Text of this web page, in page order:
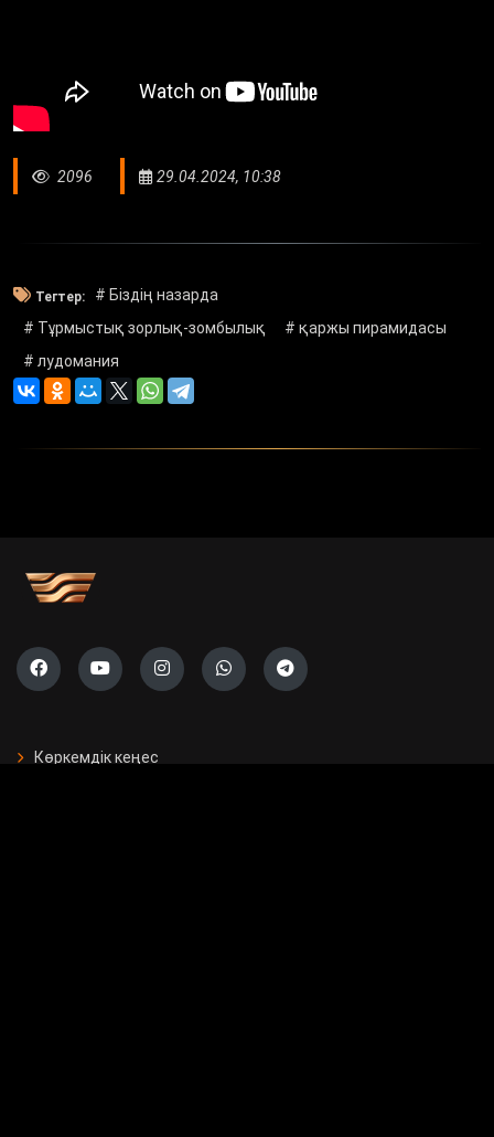
2096 29.04.2024, 10:38
Тегтер:
# Біздің назарда
# Тұрмыстық зорлық-зомбылық
# қаржы пирамидасы
# лудомания
Көркемдік кеңес